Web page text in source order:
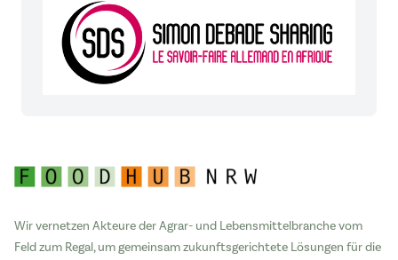
Wir vernetzen Akteure der Agrar- und Lebensmittelbranche vom
Feld zum Regal, um gemeinsam zukunftsgerichtete Lösungen für die